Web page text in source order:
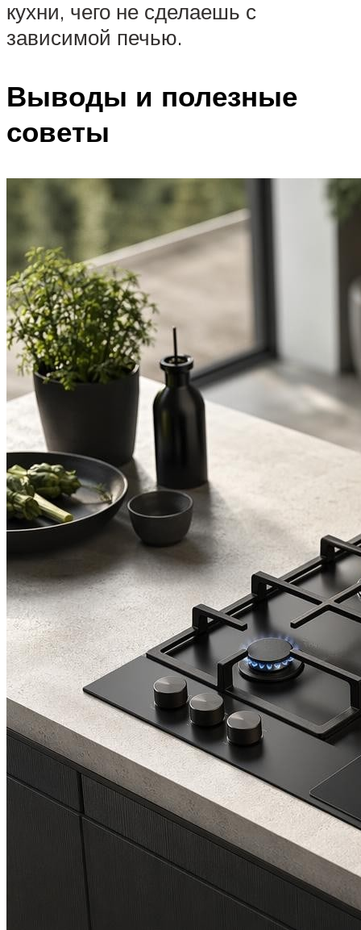
кухни, чего не сделаешь с
зависимой печью.
Выводы и полезные
советы